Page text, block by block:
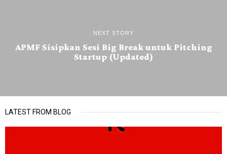
NEXT STORY
APMF Sisipkan Sesi Big Break untuk Pitching
Startup (Updated)
LATEST FROM BLOG